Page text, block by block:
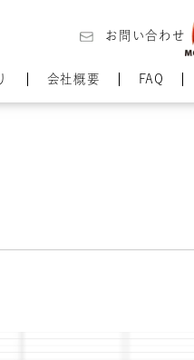
お問い合わせ
会社概要 FAQ